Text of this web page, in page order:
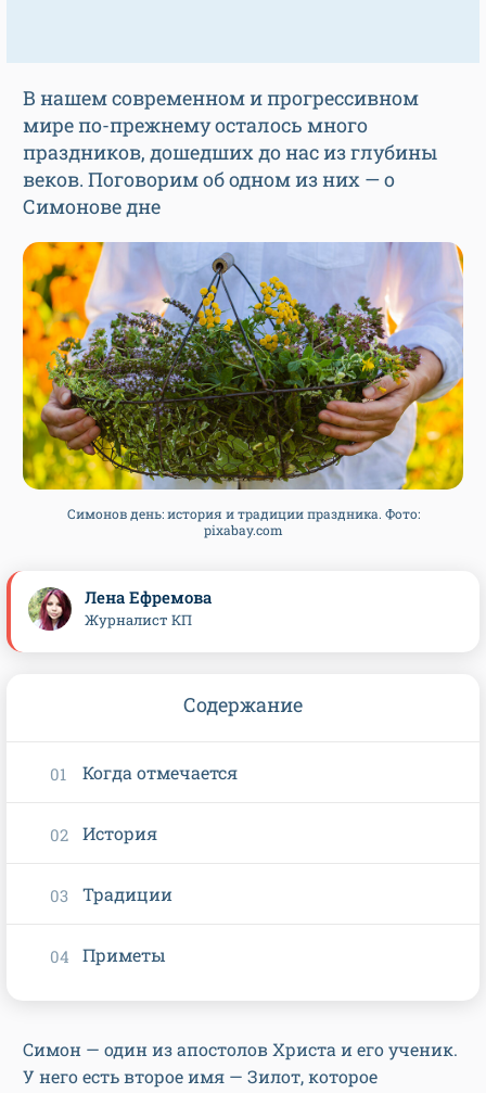
В нашем современном и прогрессивном
мире по-прежнему осталось много
праздников, дошедших до нас из глубины
веков. Поговорим об одном из них — о
Симонове дне
Симонов день: история и традиции праздника. Фото:
pixabay.com
Симон — один из апостолов Христа и его ученик.
У него есть второе имя — Зилот, которое
Лена Ефремова
Журналист КП
Содержание
Когда отмечается
История
Традиции
Приметы